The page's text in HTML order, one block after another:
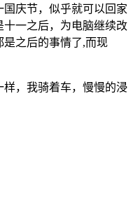
庆节，似乎就可以回家
一之后，为电脑继续改
之后的事情了,而现
，我骑着车，慢慢的浸